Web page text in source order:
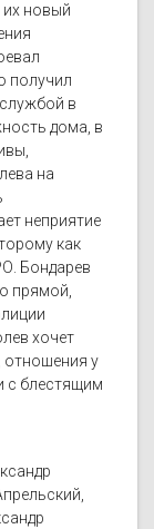
их новый
получил
в
дома, в
на
неприятие
как
Бондарев
прямой,
хочет
отношения у
с блестящим